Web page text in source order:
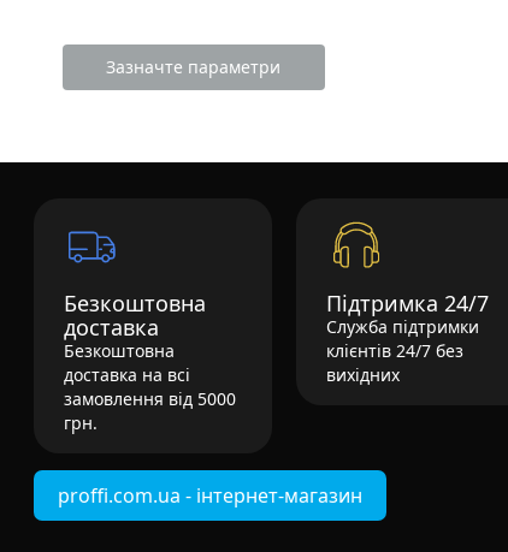
Зазначте параметри
Безкоштовна
доставка
Безкоштовна
доставка на всі
замовлення від 5000
грн.
Підтримка 24/7
Служба підтримки
клієнтів 24/7 без
вихідних
proffi.com.ua - інтернет-магазин